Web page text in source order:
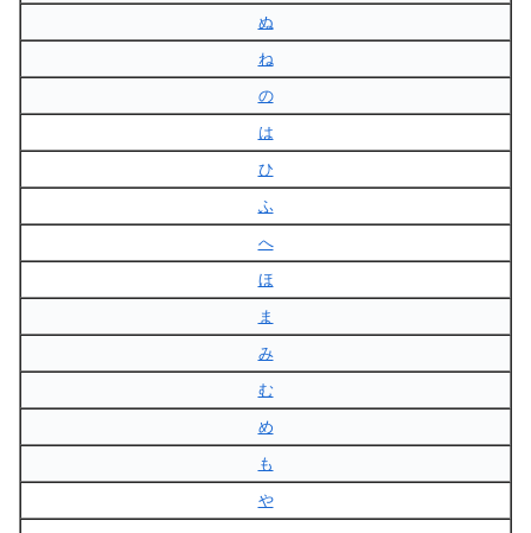
ぬ
ね
の
は
ひ
ふ
へ
ほ
ま
み
む
め
も
や